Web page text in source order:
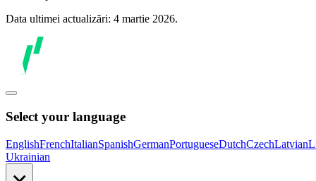
Data ultimei actualizări: 4 martie 2026.
Select your language
EnglishFrenchItalianSpanishGermanPortugueseDutchCzechLatvian
Ukrainian